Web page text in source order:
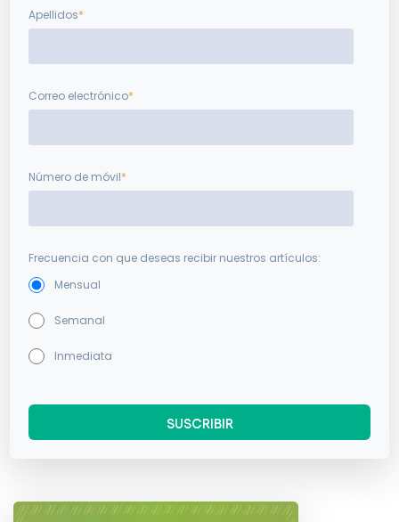
Apellidos*
Correo electrónico*
Número de móvil*
Frecuencia con que deseas recibir nuestros artículos:
Mensual
Semanal
Inmediata